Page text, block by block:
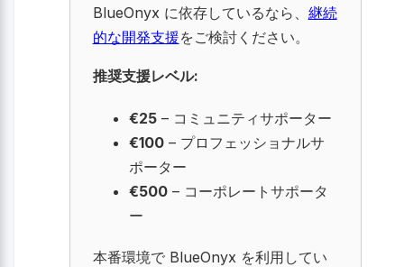
BlueOnyx に依存しているなら、 継続
的な開発支援をご検討ください。
推奨支援レベル:
€25– コミュニティサポーター
€100– プロフェッショナルサ
ポーター
€500– コーポレートサポータ
ー
本番環境で BlueOnyx を利用してい